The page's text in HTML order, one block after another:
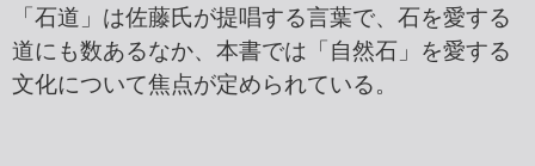
「石道」は佐藤氏が提唱する言葉で、石を愛する
道にも数あるなか、本書では「自然石」を愛する
文化について焦点が定められている。